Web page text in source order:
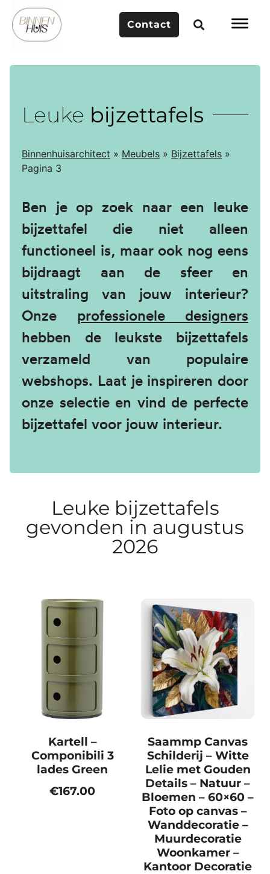
Contact
Leuke bijzettafels
Binnenhuisarchitect » Meubels » Bijzettafels »
Pagina 3
Ben je op zoek naar een leuke
bijzettafel die niet alleen
functioneel is, maar ook nog eens
bijdraagt aan de sfeer en
uitstraling van jouw interieur?
Onze professionele designers
hebben de leukste bijzettafels
verzameld van populaire
webshops. Laat je inspireren door
onze selectie en vind de perfecte
bijzettafel voor jouw interieur.
Leuke bijzettafels
gevonden in augustus
2026
Kartell –
Componibili 3
lades Green
€167.00
Saammp Canvas
Schilderij – Witte
Lelie met Gouden
Details – Natuur –
Bloemen – 60×60 –
Foto op canvas –
Wanddecoratie –
Muurdecoratie
Woonkamer –
Kantoor Decoratie